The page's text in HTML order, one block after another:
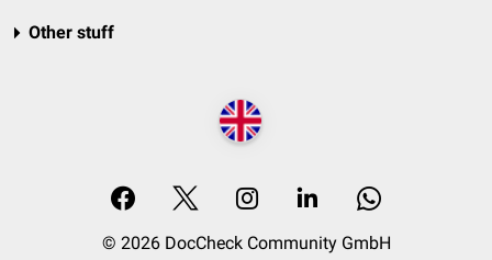
Other stuff
© 2026 DocCheck Community GmbH